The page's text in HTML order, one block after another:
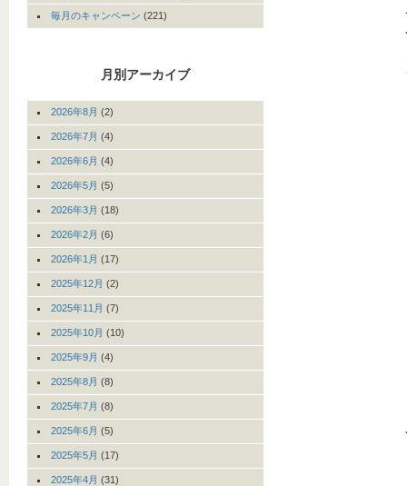
毎月のキャンペーン (221)
月別アーカイブ
2026年8月 (2)
2026年7月 (4)
2026年6月 (4)
2026年5月 (5)
2026年3月 (18)
2026年2月 (6)
2026年1月 (17)
2025年12月 (2)
2025年11月 (7)
2025年10月 (10)
2025年9月 (4)
2025年8月 (8)
2025年7月 (8)
2025年6月 (5)
2025年5月 (17)
2025年4月 (31)